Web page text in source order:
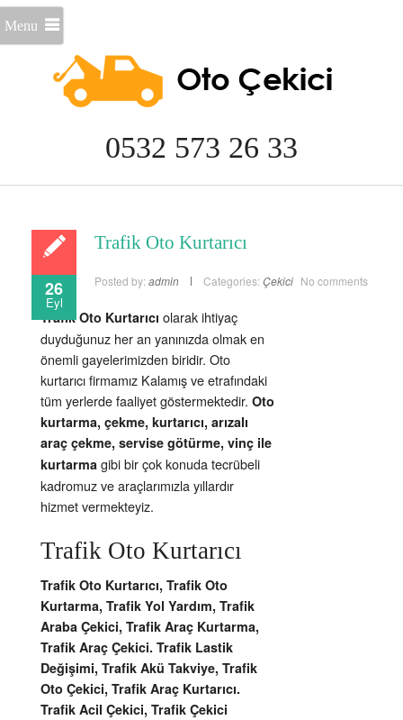
0532 573 26 33
Menu
26
Eyl
Trafik Oto Kurtarıcı
Posted by: admin Categories: Çekici No comments
Trafik Oto Kurtarıcı olarak ihtiyaç
duyduğunuz her an yanınızda olmak en
önemli gayelerimizden biridir. Oto
kurtarıcı firmamız Kalamış ve etrafındaki
tüm yerlerde faaliyet göstermektedir. Oto
kurtarma, çekme, kurtarıcı, arızalı
araç çekme, servise götürme, vinç ile
kurtarma gibi bir çok konuda tecrübeli
kadromuz ve araçlarımızla yıllardır
hizmet vermekteyiz.
Trafik Oto Kurtarıcı
Trafik Oto Kurtarıcı, Trafik Oto
Kurtarma, Trafik Yol Yardım, Trafik
Araba Çekici, Trafik Araç Kurtarma,
Trafik Araç Çekici. Trafik Lastik
Değişimi, Trafik Akü Takviye, Trafik
Oto Çekici, Trafik Araç Kurtarıcı.
Trafik Acil Çekici, Trafik Çekici